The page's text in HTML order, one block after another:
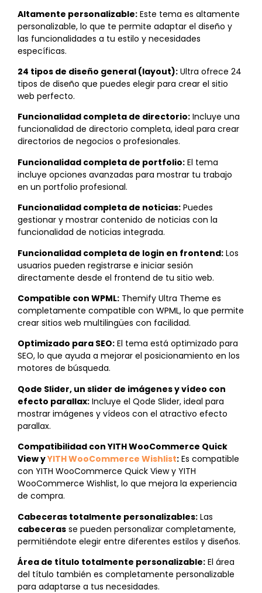
Altamente personalizable: Este tema es altamente
personalizable, lo que te permite adaptar el diseño y
las funcionalidades a tu estilo y necesidades
específicas.
24 tipos de diseño general (layout): Ultra ofrece 24
tipos de diseño que puedes elegir para crear el sitio
web perfecto.
Funcionalidad completa de directorio: Incluye una
funcionalidad de directorio completa, ideal para crear
directorios de negocios o profesionales.
Funcionalidad completa de portfolio: El tema
incluye opciones avanzadas para mostrar tu trabajo
en un portfolio profesional.
Funcionalidad completa de noticias: Puedes
gestionar y mostrar contenido de noticias con la
funcionalidad de noticias integrada.
Funcionalidad completa de login en frontend: Los
usuarios pueden registrarse e iniciar sesión
directamente desde el frontend de tu sitio web.
Compatible con WPML: Themify Ultra Theme es
completamente compatible con WPML, lo que permite
crear sitios web multilingües con facilidad.
Optimizado para SEO: El tema está optimizado para
SEO, lo que ayuda a mejorar el posicionamiento en los
motores de búsqueda.
Qode Slider, un slider de imágenes y vídeo con
efecto parallax: Incluye el Qode Slider, ideal para
mostrar imágenes y vídeos con el atractivo efecto
parallax.
Compatibilidad con YITH WooCommerce Quick
View yYITH WooCommerce Wishlist: Es compatible
con YITH WooCommerce Quick View y YITH
WooCommerce Wishlist, lo que mejora la experiencia
de compra.
Cabeceras totalmente personalizables: Las
cabeceras se pueden personalizar completamente,
permitiéndote elegir entre diferentes estilos y diseños.
Área de título totalmente personalizable: El área
del título también es completamente personalizable
para adaptarse a tus necesidades.